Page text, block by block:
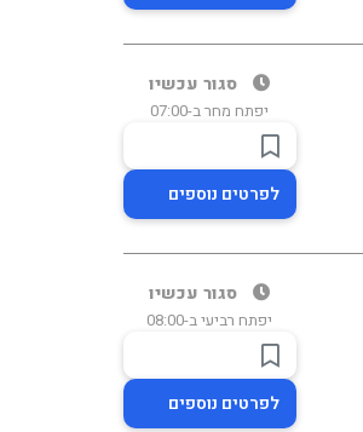
סגור עכשיו
יפתח מחר ב-07:00
לפרטים נוספים
סגור עכשיו
יפתח רביעי ב-08:00
לפרטים נוספים